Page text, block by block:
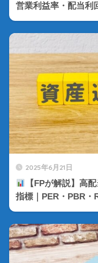
営業利益率・配当利
2025年6月21日
【FPが解説】高
指標｜PER・PBR・